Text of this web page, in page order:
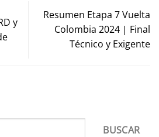
y
Resumen Etapa 7 Vuelta
Colombia 2024 | Final
Técnico y Exigente
BUSCAR